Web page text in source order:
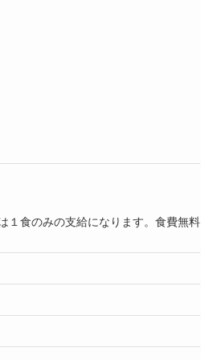
１食のみの支給になります。食費無料